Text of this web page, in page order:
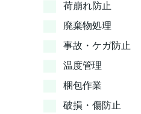
荷崩れ防止
廃棄物処理
事故・ケガ防止
温度管理
梱包作業
破損・傷防止